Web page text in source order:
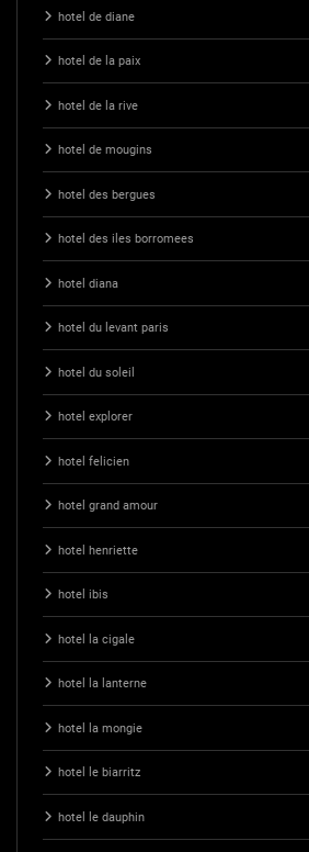
hotel de diane
hotel de la paix
hotel de la rive
hotel de mougins
hotel des bergues
hotel des iles borromees
hotel diana
hotel du levant paris
hotel du soleil
hotel explorer
hotel felicien
hotel grand amour
hotel henriette
hotel ibis
hotel la cigale
hotel la lanterne
hotel la mongie
hotel le biarritz
hotel le dauphin